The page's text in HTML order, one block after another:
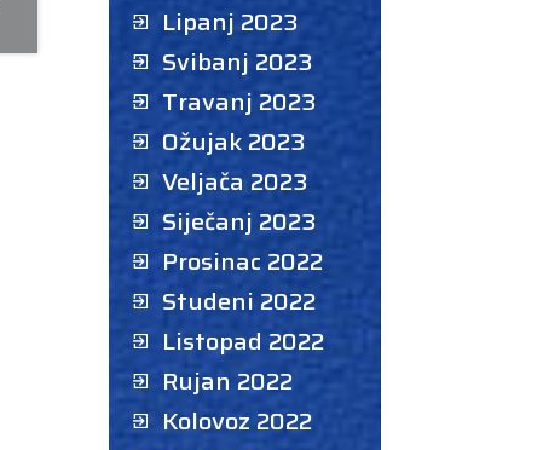
Lipanj 2023
Svibanj 2023
Travanj 2023
Ožujak 2023
Veljača 2023
Siječanj 2023
Prosinac 2022
Studeni 2022
Listopad 2022
Rujan 2022
Kolovoz 2022